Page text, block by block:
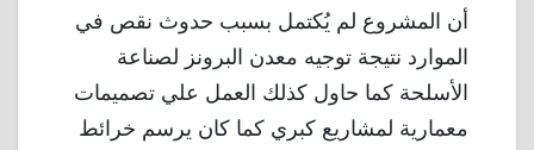
أن المشروع لم يُكتمل بسبب حدوث نقص في
الموارد نتيجة توجيه معدن البرونز لصناعة
الأسلحة كما حاول كذلك العمل علي تصميمات
معمارية لمشاريع كبري كما كان يرسم خرائط